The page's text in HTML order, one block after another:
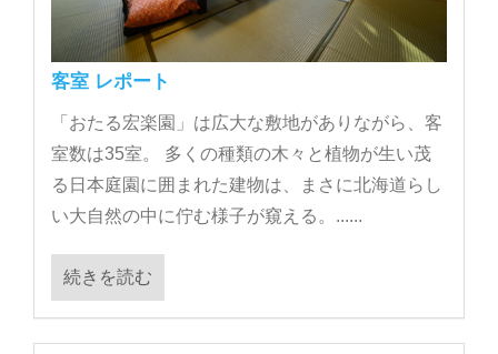
客室 レポート
「おたる宏楽園」は広大な敷地がありながら、客
室数は35室。 多くの種類の木々と植物が生い茂
る日本庭園に囲まれた建物は、まさに北海道らし
い大自然の中に佇む様子が窺える。......
続きを読む